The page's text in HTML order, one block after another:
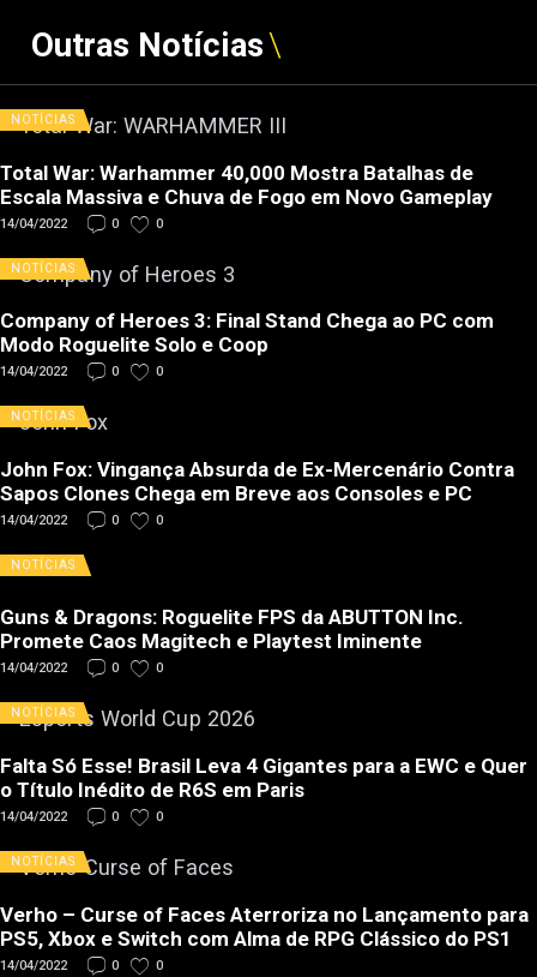
Outras Notícias
NOTÍCIAS
Total War: Warhammer 40,000 Mostra Batalhas de
Escala Massiva e Chuva de Fogo em Novo Gameplay
14/04/2022 0 0
NOTÍCIAS
Company of Heroes 3: Final Stand Chega ao PC com
Modo Roguelite Solo e Coop
14/04/2022 0 0
NOTÍCIAS
John Fox: Vingança Absurda de Ex-Mercenário Contra
Sapos Clones Chega em Breve aos Consoles e PC
14/04/2022 0 0
NOTÍCIAS
Guns & Dragons: Roguelite FPS da ABUTTON Inc.
Promete Caos Magitech e Playtest Iminente
14/04/2022 0 0
NOTÍCIAS
Falta Só Esse! Brasil Leva 4 Gigantes para a EWC e Quer
o Título Inédito de R6S em Paris
14/04/2022 0 0
NOTÍCIAS
Verho – Curse of Faces Aterroriza no Lançamento para
PS5, Xbox e Switch com Alma de RPG Clássico do PS1
14/04/2022 0 0